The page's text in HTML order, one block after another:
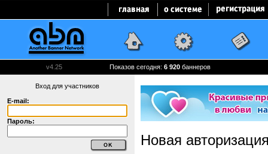
v4.25 Показов сегодня: 6 920 баннеров
Вход для участников
E-mail:
Пароль:
Новая